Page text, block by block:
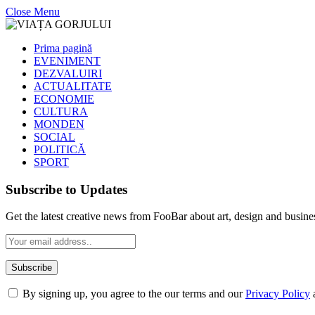
Close Menu
Prima pagină
EVENIMENT
DEZVALUIRI
ACTUALITATE
ECONOMIE
CULTURA
MONDEN
SOCIAL
POLITICĂ
SPORT
Subscribe to Updates
Get the latest creative news from FooBar about art, design and
By signing up, you agree to the our terms and ourPrivacy Policy